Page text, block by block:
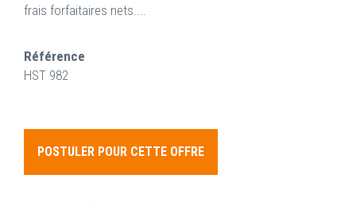
frais forfaitaires nets....
Référence
HST 982
POSTULER POUR CETTE OFFRE